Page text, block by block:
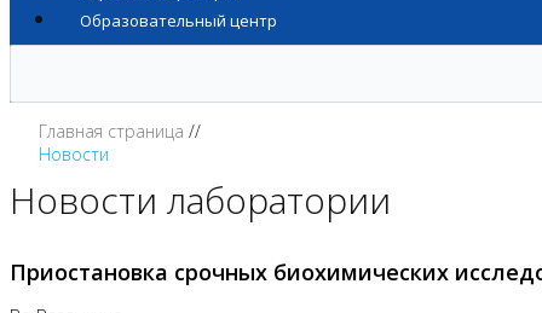
Образовательный центр
Главная страница
Новости
Новости лаборатории
Приостановка срочных биохимических